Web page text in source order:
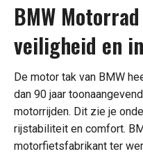
BMW
veiligheid en
De motor tak van BMW
dan 90 jaar
motorrijden. Dit zie je
rijstabiliteit en comfort.
motorfietsfabrikant ter